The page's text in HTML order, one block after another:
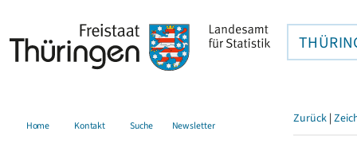
Home Kontakt Suche Newsletter Zurück |